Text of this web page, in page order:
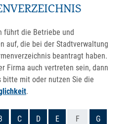
führt die Betriebe und
auf, die bei der Stadtverwaltung
beantragt haben.
Firma auch vertreten sein, dann
bitte mit oder nutzen Sie die
.
C D E F G